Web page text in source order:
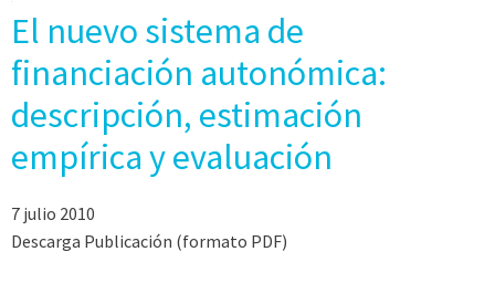
El nuevo sistema de
financiación autonómica:
descripción, estimación
empírica y evaluación
7 julio 2010
Descarga Publicación (formato PDF)